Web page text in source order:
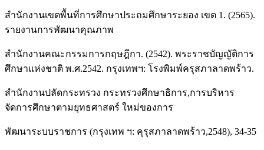
สำนักงานเขตพื้นที่การศึกษาประถมศึกษาระยอง เขต 1. (2565).
รายงานการพัฒนาคุณภาพ
สำนักงานคณะกรรมการกฤษฎีกา. (2542). พระราชบัญญัติการ
ศึกษาแห่งชาติ พ.ศ.2542. กรุงเทพฯ: โรงพิมพ์ครุสภาลาดพร้าว.
สำนักงานปลัดกระทรวง กระทรวงศึกษาธิการ,การบริหาร
จัดการศึกษาตามยุทธศาสตร์ ใหม่ของการ
พัฒนาระบบราชการ (กรุงเทพ ฯ: คุรุสภาลาดพร้าว,2548), 34-35